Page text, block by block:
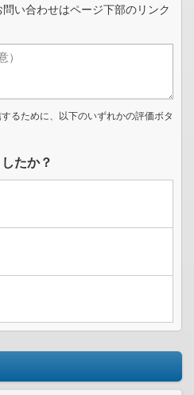
い合わせはページ下部のリンク
るために、以下のいずれかの評価ボタ
たか？